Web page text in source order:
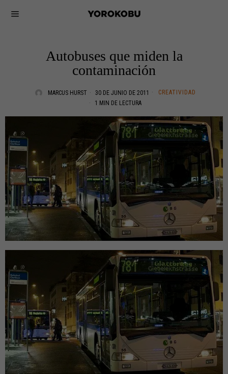
Autobuses que miden la
contaminación
MARCUS HURST 30 DE JUNIO DE 2011
CREATIVIDAD
1 MIN DE LECTURA